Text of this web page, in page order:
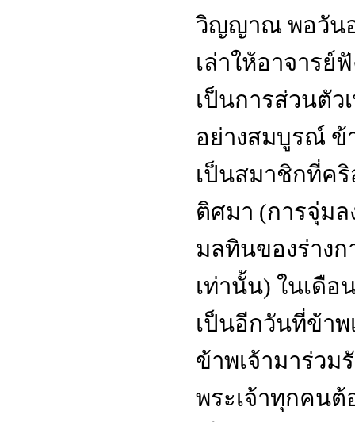
วิญญาณ พอวันอ
เล่าให้อาจารย์
เป็นการส่วนตัว
อย่างสมบูรณ์ ข้
เป็นสมาชิกที่ค
ติศมา (การจุ่มล
มลทินของร่างก
เท่านั้น) ในเดือ
เป็นอีกวันที่ข้าพ
ข้าพเจ้ามาร่วม
พระเจ้าทุกคน